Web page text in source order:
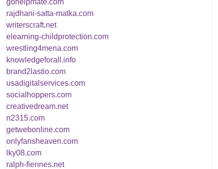
gohelpmate.com
rajdhani-satta-matka.com
writerscraft.net
elearning-childprotection.com
wrestling4mena.com
knowledgeforall.info
brand2lastio.com
usadigitalservices.com
socialhoppers.com
creativedream.net
n2315.com
getwebonline.com
onlyfansheaven.com
lky08.com
ralph-fiennes.net